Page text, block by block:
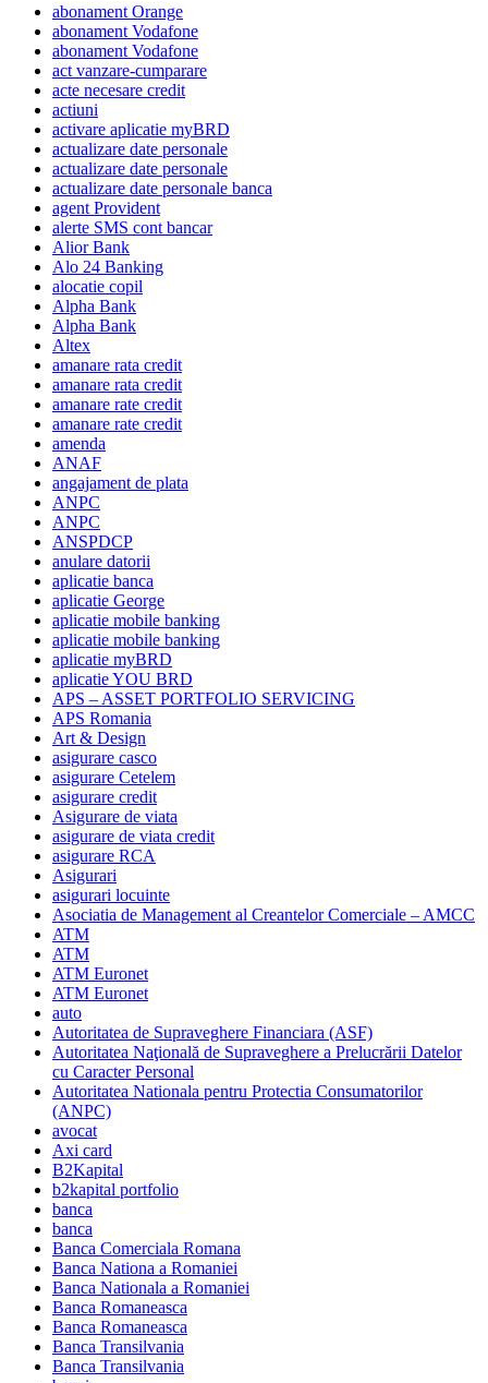
abonament Orange
abonament Vodafone
abonament Vodafone
act vanzare-cumparare
acte necesare credit
actiuni
activare aplicatie myBRD
actualizare date personale
actualizare date personale
actualizare date personale banca
agent Provident
alerte SMS cont bancar
Alior Bank
Alo 24 Banking
alocatie copil
Alpha Bank
Alpha Bank
Altex
amanare rata credit
amanare rata credit
amanare rate credit
amanare rate credit
amenda
ANAF
angajament de plata
ANPC
ANPC
ANSPDCP
anulare datorii
aplicatie banca
aplicatie George
aplicatie mobile banking
aplicatie mobile banking
aplicatie myBRD
aplicatie YOU BRD
APS – ASSET PORTFOLIO SERVICING
APS Romania
Art & Design
asigurare casco
asigurare Cetelem
asigurare credit
Asigurare de viata
asigurare de viata credit
asigurare RCA
Asigurari
asigurari locuinte
Asociatia de Management al Creantelor Comerciale – AMCC
ATM
ATM
ATM Euronet
ATM Euronet
auto
Autoritatea de Supraveghere Financiara (ASF)
Autoritatea Naţională de Supraveghere a Prelucrării Datelor
cu Caracter Personal
Autoritatea Nationala pentru Protectia Consumatorilor
(ANPC)
avocat
Axi card
B2Kapital
b2kapital portfolio
banca
banca
Banca Comerciala Romana
Banca Nationa a Romaniei
Banca Nationala a Romaniei
Banca Romaneasca
Banca Romaneasca
Banca Transilvania
Banca Transilvania